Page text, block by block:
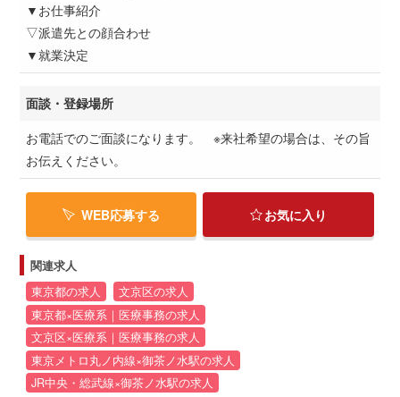
▼お仕事紹介
▽派遣先との顔合わせ
▼就業決定
面談・登録場所
お電話でのご面談になります。 ※来社希望の場合は、その旨
お伝えください。
WEB応募する お気に入り
関連求人
東京都の求人
文京区の求人
東京都×医療系｜医療事務の求人
文京区×医療系｜医療事務の求人
東京メトロ丸ノ内線×御茶ノ水駅の求人
JR中央・総武線×御茶ノ水駅の求人